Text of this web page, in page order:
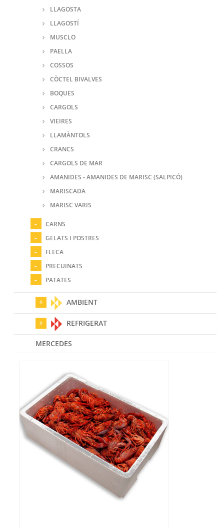
LLAGOSTA
LLAGOSTÍ
MUSCLO
PAELLA
COSSOS
CÒCTEL BIVALVES
BOQUES
CARGOLS
VIEIRES
LLAMÀNTOLS
CRANCS
CARGOLS DE MAR
AMANIDES - AMANIDES DE MARISC (SALPICÓ)
MARISCADA
MARISC VARIS
CARNS
GELATS I POSTRES
FLECA
PRECUINATS
PATATES
AMBIENT
REFRIGERAT
MERCEDES